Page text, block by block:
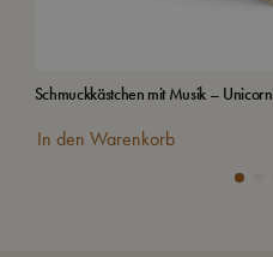
Schmuckkästchen mit Musik – Unicorn
In den Warenkorb